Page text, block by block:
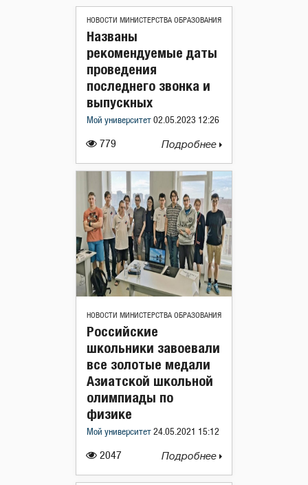
НОВОСТИ МИНИСТЕРСТВА ОБРАЗОВАНИЯ
779
Названы
рекомендуемые даты
проведения
последнего звонка и
выпускных
Мой университет 02.05.2023 12:26
Подробнее
НОВОСТИ МИНИСТЕРСТВА ОБРАЗОВАНИЯ
2047
Российские
школьники завоевали
все золотые медали
Азиатской школьной
олимпиады по
физике
Мой университет 24.05.2021 15:12
Подробнее